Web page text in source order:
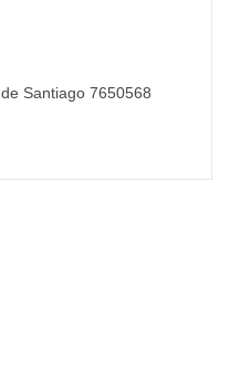
Santiago 7650568